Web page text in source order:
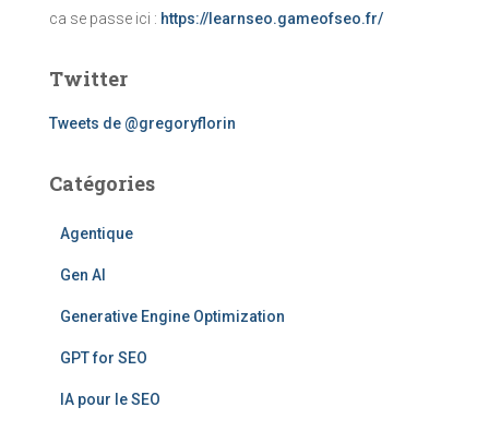
ca se passe ici : https://learnseo.gameofseo.fr/
Twitter
Tweets de @gregoryflorin
Catégories
Agentique
Gen AI
Generative Engine Optimization
GPT for SEO
IA pour le SEO